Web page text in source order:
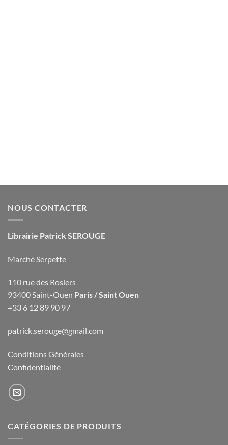
NOUS CONTACTER
Librairie Patrick SEROUGE
Marché Serpette
110 rue des Rosiers
93400 Saint-Ouen Paris / Saint Ouen
+33 6 12 89 90 97
patrick.serouge@gmail.com
Conditions Générales
Confidentialité
CATÉGORIES DE PRODUITS